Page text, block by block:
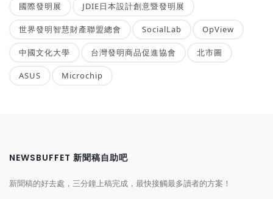
國際發明展 JDIE日本設計創意暨發明展
世界發明智慧財產聯盟總會 SocialLab OpView
中國文化大學 台灣發明商品促進協會 北市圖
ASUS Microchip
NEWSBUFFET 新聞稿自助吧
新聞稿的好去處，三分鐘上稿完成，最快接觸最多讀者的方案！